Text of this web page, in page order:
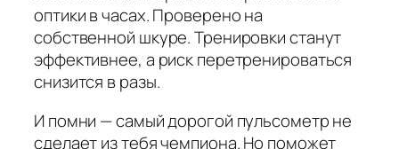
оптики в часах. Проверено на
собственной шкуре. Тренировки станут
эффективнее, а риск перетренироваться
снизится в разы.
И помни — самый дорогой пульсометр не
сделает из тебя чемпиона. Но поможет